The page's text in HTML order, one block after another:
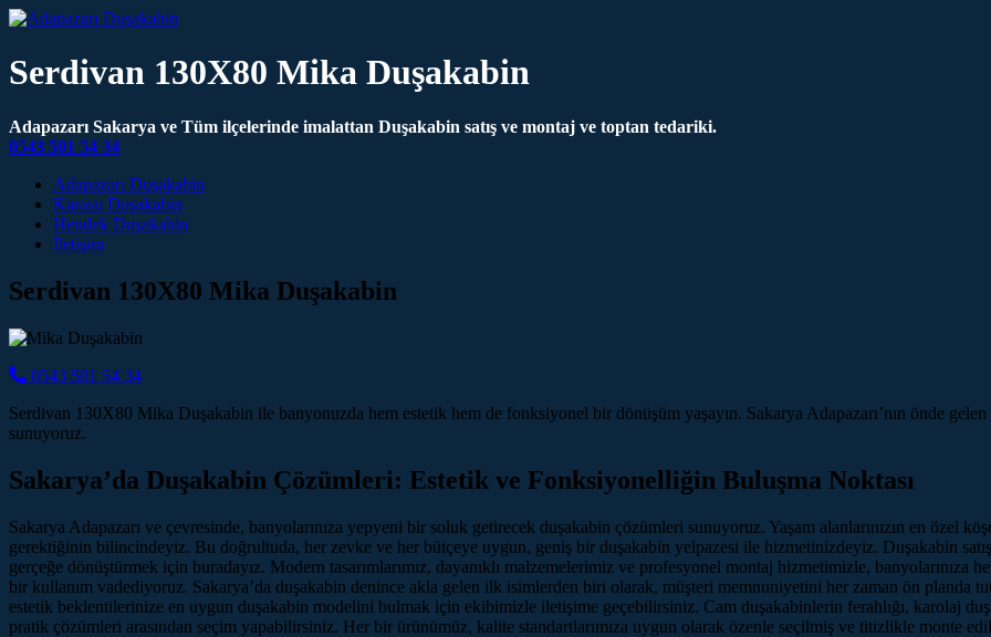
Serdivan 130X80 Mika Duşakabin
Adapazarı Sakarya ve Tüm ilçelerinde imalattan Duşakabin satış ve montaj ve toptan tedariki.
0543 501 54 34
Main Navigation
Adapazarı Duşakabin
Karasu Duşakabin
Hendek Duşakabin
İletişim
Serdivan 130X80 Mika Duşakabin
0543 501 54 34
Serdivan 130X80 Mika Duşakabin ile banyonuzda hem estetik hem de fonksiyonel bir dönüşüm yaşayın. Sakarya Adapazarı’nın önde
sunuyoruz.
Sakarya’da Duşakabin Çözümleri: Estetik ve Fonksiyonelliğin Buluşma Noktası
Sakarya Adapazarı ve çevresinde, banyolarınıza yepyeni bir soluk getirecek duşakabin çözümleri sunuyoruz. Yaşam alanlarınızın en özel
gerektiğinin bilincindeyiz. Bu doğrultuda, her zevke ve her bütçeye uygun, geniş bir duşakabin yelpazesi ile hizmetinizdeyiz. Duşakabin
gerçeğe dönüştürmek için buradayız. Modern tasarımlarımız, dayanıklı malzemelerimiz ve profesyonel montaj hizmetimizle, banyolarınıza
bir kullanım vadediyoruz. Sakarya’da duşakabin denince akla gelen ilk isimlerden biri olarak, müşteri memnuniyetini her zaman ön planda
estetik beklentilerinize en uygun duşakabin modelini bulmak için ekibimizle iletişime geçebilirsiniz. Cam duşakabinlerin ferahlığı, karolaj
pratik çözümleri arasından seçim yapabilirsiniz. Her bir ürünümüz, kalite standartlarımıza uygun olarak özenle seçilmiş ve titizlikle monte